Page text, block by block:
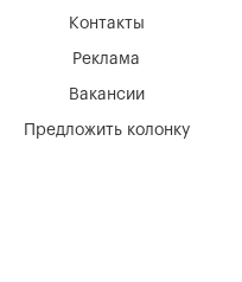
Вакансии
Реклама
Контакты
Предложить колонку